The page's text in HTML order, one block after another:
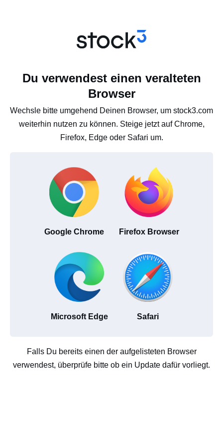
Du verwendest einen veralteten
Browser
Wechsle bitte umgehend Deinen Browser, um stock3.com
weiterhin nutzen zu können. Steige jetzt auf Chrome,
Firefox, Edge oder Safari um.
Google Chrome Firefox Browser
Microsoft Edge Safari
Falls Du bereits einen der aufgelisteten Browser
verwendest, überprüfe bitte ob ein Update dafür vorliegt.